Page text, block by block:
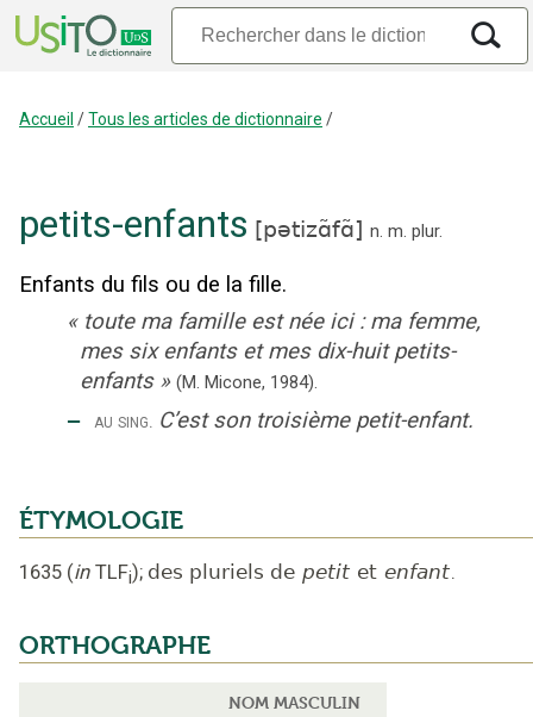
Accueil /Tous les articles de dictionnaire /
petits-enfants [pətizɑ̃fɑ̃] n. m. plur.
Enfants du fils ou de la fille.
« toute ma famille est née ici : ma femme,
mes six enfants et mes dix-huit petits-
enfants » (M. Micone, 1984).
‒ au sing. C’est son troisième petit-enfant.
ÉTYMOLOGIE
1635 (in TLFi); des pluriels de petit et enfant.
ORTHOGRAPHE
NOM MASCULIN